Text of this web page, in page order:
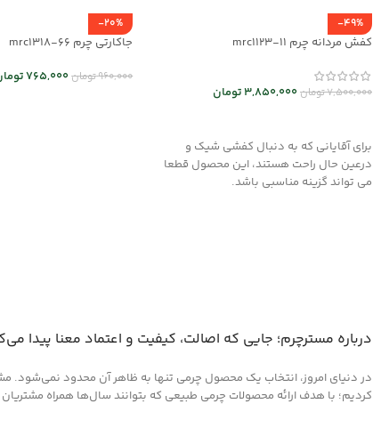
-49%
کفش مردانه چرم mrc1123-11
7,500,000تومان3,850,000تومان
برای آقایانی که به دنبال کفشی شیک و
درعین حال راحت هستند، این محصول قطعا
می تواند گزینه مناسبی باشد.
-20%
جاکارتی چرم mrc1318-66
960,000تومان765,000
درباره مسترچرم؛ جایی که اصالت، کیفیت و اعتماد معنا پیدا
در دنیای امروز، انتخاب یک محصول چرمی تنها به ظاهر آن محدود نمی‌شود.
کردیم؛ با هدف ارائه محصولات چرمی طبیعی که بتوانند سال‌ها همراه مشتریان